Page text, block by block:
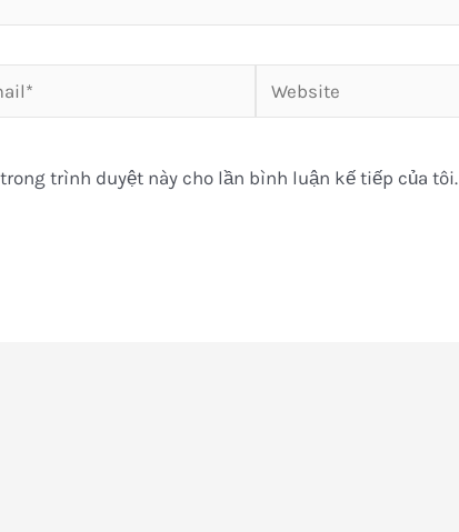
Website
trình duyệt này cho lần bình luận kế tiếp của tôi.